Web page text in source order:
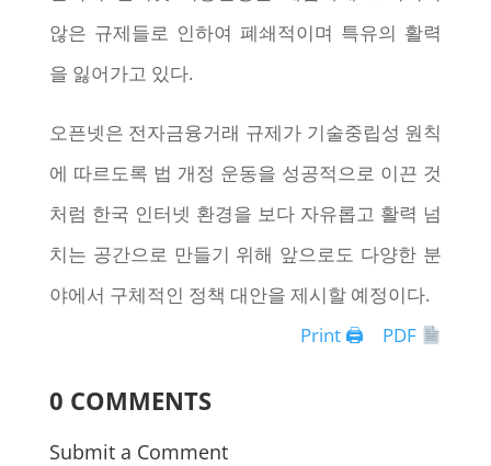
않은 규제들로 인하여 폐쇄적이며 특유의 활력
을 잃어가고 있다.
오픈넷은 전자금융거래 규제가 기술중립성 원칙
에 따르도록 법 개정 운동을 성공적으로 이끈 것
처럼 한국 인터넷 환경을 보다 자유롭고 활력 넘
치는 공간으로 만들기 위해 앞으로도 다양한 분
야에서 구체적인 정책 대안을 제시할 예정이다.
Print 🖨
PDF
0 COMMENTS
Submit a Comment